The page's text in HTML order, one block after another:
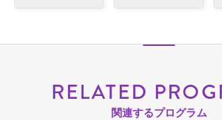
RELATED
関連するプログラム